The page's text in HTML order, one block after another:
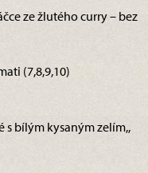
ze žlutého curry – bez
(7,8,9,10)
s bílým kysaným zelím,,